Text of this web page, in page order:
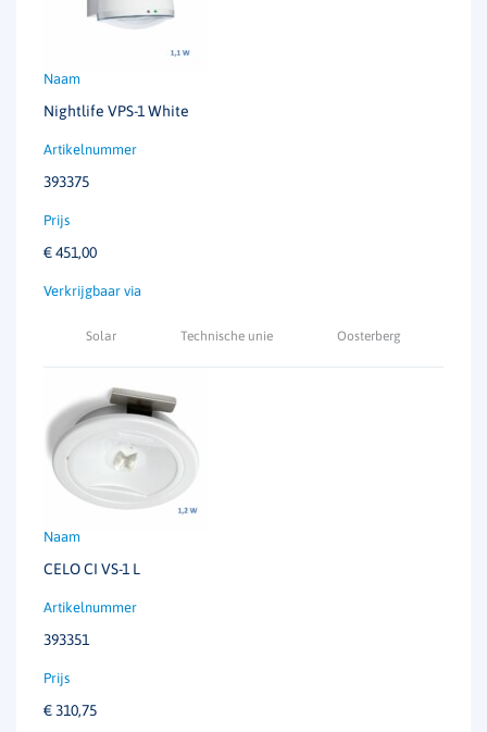
Nightlife VPS-1 White
393375
€451,00
Solar Technische unie Oosterberg
CELO CI VS-1 L
393351
€ 310,75